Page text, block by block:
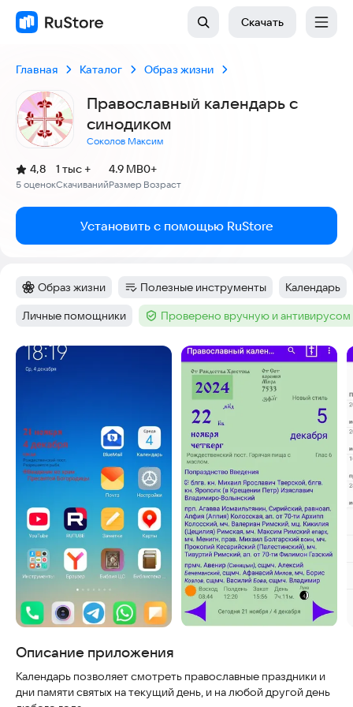
Скачать
Главная Каталог Образ жизни
Православный календарь с
синодиком
Соколов Максим
Рейтинг:
4,8
(
5 оценок
)
Скачиваний
1 тыс +
Размер
4.9 MB
Возраст
0+
Установить с помощью RuStore
Категория:
Образ жизни Категория:
Полезные инструменты Тег:
Календарь
Тег:
Личные помощники Тег :Проверено вручную и антивирусом
Скриншоты
Описание приложения
Календарь позволяет смотреть православные праздники и
дни памяти святых на текущий день, и на любой другой день